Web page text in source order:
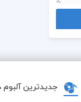
جدیدترین آلبوم